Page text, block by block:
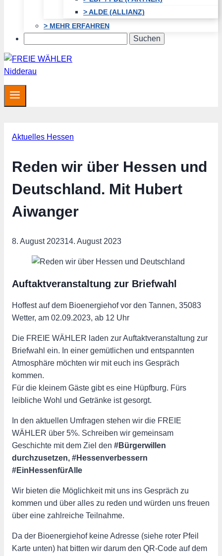
> ALDE (ALLIANZ)
> MEHR ERFAHREN
Aktuelles Hessen
Reden wir über Hessen und
Deutschland. Mit Hubert
Aiwanger
8. August 202314. August 2023
Auftaktveranstaltung zur Briefwahl
Hoffest auf dem Bioenergiehof vor den Tannen, 35083
Wetter, am 02.09.2023, ab 12 Uhr
Die FREIE WÄHLER laden zur Auftaktveranstaltung zur
Briefwahl ein. In einer gemütlichen und entspannten
Atmosphäre möchten wir mit euch ins Gespräch
kommen.
Für die kleinem Gäste gibt es eine Hüpfburg. Fürs
leibliche Wohl und Getränke ist gesorgt.
In den aktuellen Umfragen stehen wir die FREIE
WÄHLER über 5%. Schreiben wir gemeinsam
Geschichte mit dem Ziel den #Bürgerwillen
durchzusetzen, #Hessenverbessern
#EinHessenfürAlle
Wir bieten die Möglichkeit mit uns ins Gespräch zu
kommen und über alles zu reden und würden uns freuen
über eine zahlreiche Teilnahme.
Da der Bioenergiehof keine Adresse (siehe roter Pfeil
Karte unten) hat bitten wir darum den QR-Code auf dem